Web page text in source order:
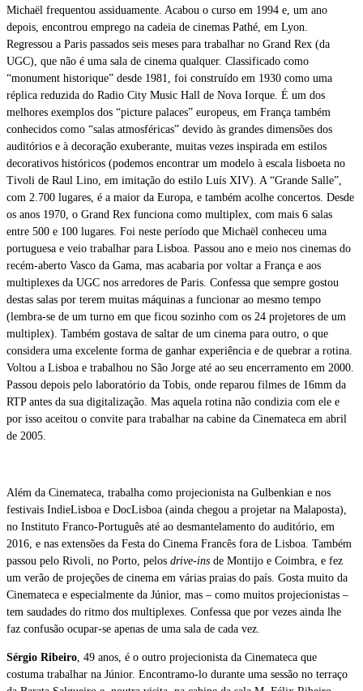
Michaël frequentou assiduamente. Acabou o curso em 1994 e, um ano
depois, encontrou emprego na cadeia de cinemas Pathé, em Lyon.
Regressou a Paris passados seis meses para trabalhar no Grand Rex (da
UGC), que não é uma sala de cinema qualquer. Classificado como
“monument historique” desde 1981, foi construído em 1930 como uma
réplica reduzida do Radio City Music Hall de Nova Iorque. É um dos
melhores exemplos dos “picture palaces” europeus, em França também
conhecidos como “salas atmosféricas” devido às grandes dimensões dos
auditórios e à decoração exuberante, muitas vezes inspirada em estilos
decorativos históricos (podemos encontrar um modelo à escala lisboeta no
Tivoli de Raul Lino, em imitação do estilo Luís XIV). A “Grande Salle”,
com 2.700 lugares, é a maior da Europa, e também acolhe concertos. Desde
os anos 1970, o Grand Rex funciona como multiplex, com mais 6 salas
entre 500 e 100 lugares. Foi neste período que Michaël conheceu uma
portuguesa e veio trabalhar para Lisboa. Passou ano e meio nos cinemas do
recém-aberto Vasco da Gama, mas acabaria por voltar a França e aos
multiplexes da UGC nos arredores de Paris. Confessa que sempre gostou
destas salas por terem muitas máquinas a funcionar ao mesmo tempo
(lembra-se de um turno em que ficou sozinho com os 24 projetores de um
multiplex). Também gostava de saltar de um cinema para outro, o que
considera uma excelente forma de ganhar experiência e de quebrar a rotina.
Voltou a Lisboa e trabalhou no São Jorge até ao seu encerramento em 2000.
Passou depois pelo laboratório da Tobis, onde reparou filmes de 16mm da
RTP antes da sua digitalização. Mas aquela rotina não condizia com ele e
por isso aceitou o convite para trabalhar na cabine da Cinemateca em abril
de 2005.
Além da Cinemateca, trabalha como projecionista na Gulbenkian e nos
festivais IndieLisboa e DocLisboa (ainda chegou a projetar na Malaposta),
no Instituto Franco-Português até ao desmantelamento do auditório, em
2016, e nas extensões da Festa do Cinema Francês fora de Lisboa. Também
passou pelo Rivoli, no Porto, pelos drive-ins de Montijo e Coimbra, e fez
um verão de projeções de cinema em várias praias do país. Gosta muito da
Cinemateca e especialmente da Júnior, mas – como muitos projecionistas –
tem saudades do ritmo dos multiplexes. Confessa que por vezes ainda lhe
faz confusão ocupar-se apenas de uma sala de cada vez.
Sérgio Ribeiro , 49 anos, é o outro projecionista da Cinemateca que
costuma trabalhar na Júnior. Encontramo-lo durante uma sessão no terraço